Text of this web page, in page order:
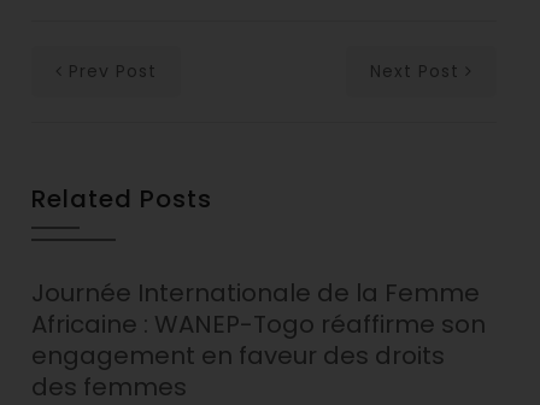
Prev Post Next Post
Related Posts
Journée Internationale de la Femme
Africaine : WANEP-Togo réaffirme son
engagement en faveur des droits
des femmes